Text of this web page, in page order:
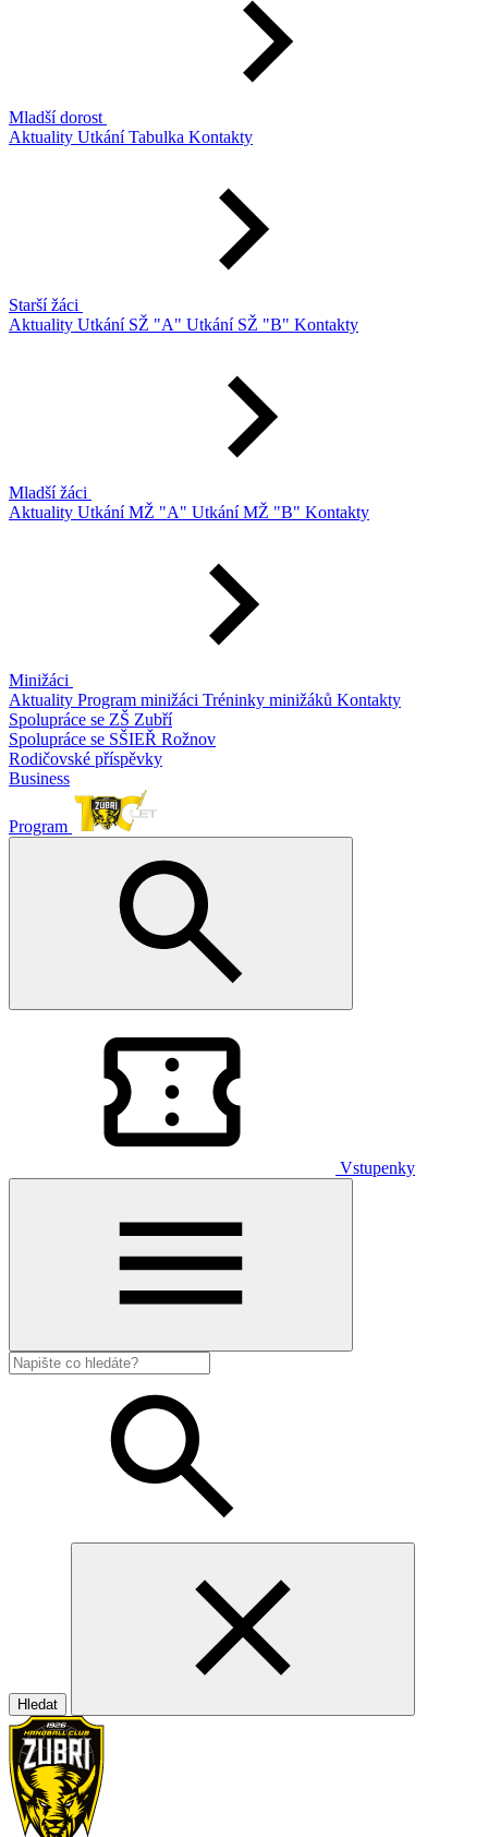
Mladší dorost
Aktuality UtkáníTabulka Kontakty
Starší žáci
Aktuality Utkání SŽ "A" Utkání SŽ "B" Kontakty
Mladší žáci
Aktuality Utkání MŽ "A" Utkání MŽ "B" Kontakty
Minižáci
Aktuality Program minižáci Tréninky minižáků Kontakty
Spolupráce se ZŠ Zubří
Spolupráce se SŠIEŘ Rožnov
Rodičovské příspěvky
Business
Program
Vstupenky
Hledat